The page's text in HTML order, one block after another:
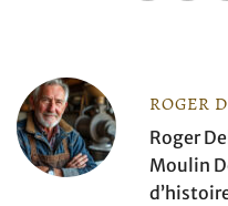
ROGER
Roger
Moulin